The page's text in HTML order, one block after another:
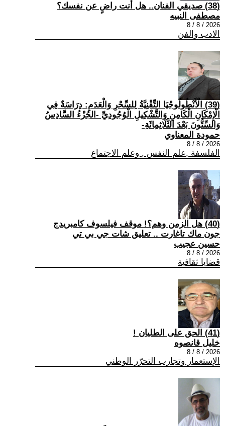
(38) صديقي الفنان.. هل أنت راضٍ عن نفسك؟
مصطفى النبيه
2026 / 8 / 8
الادب والفن
(39) الْأَنْطُولُوجْيَا التِّقْنِيَّةُ لِلسِّحْرِ وَالْعَدَمِ: دِرَاسَةٌ فِي
الْإِمْكَانِ الْكَامِنِ وَالتَّشْكِيلِ الْوُجُودِيِّ -الجُزْءُ السَّادِسُ
وَالسِّتُّونَ بَعْدَ الثَّلَاثِمِائَةِ-
حمودة المعناوي
2026 / 8 / 8
الفلسفة ,علم النفس , وعلم الاجتماع
(40) هل الزمن وهم؟! موقف فيلسوف كامبريدج
جون ماك تاغارت .. تعليق شات جي بي تي
حسين عجيب
2026 / 8 / 8
قضايا ثقافية
(41) الحق على الطليان !
خليل قانصوه
2026 / 8 / 8
الإستعمار وتجارب التحرّر الوطني